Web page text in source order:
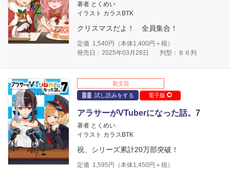
著者 とくめい
イラスト カラスBTK
クリスマスだよ！ 全員集合！
定価 1,540円（本体1,400円＋税）
発売日：2025年03月28日
判型：Ｂ６判
新文芸
試し読みをする
電子版
アラサーがVTuberになった話。7
著者 とくめい
イラスト カラスBTK
祝、シリーズ累計20万部突破！
定価 1,595 円（本体1,450円＋税）